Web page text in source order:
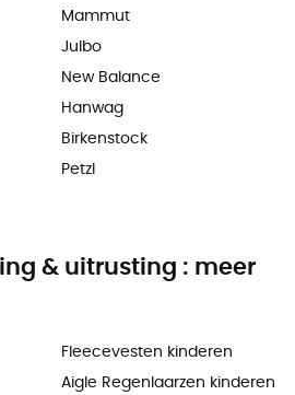
Mammut
Julbo
New Balance
Hanwag
Birkenstock
Petzl
& uitrusting : meer
Fleecevesten kinderen
Aigle Regenlaarzen kinderen